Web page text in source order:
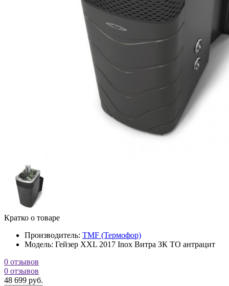
Кратко о товаре
Производитель: TMF (Термофор)
Модель: Гейзер XXL 2017 Inox Витра ЗК ТО антрацит
0 отзывов
0 отзывов
48 699 руб.